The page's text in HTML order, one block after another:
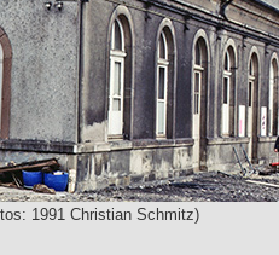
1991 Christian Schmitz)